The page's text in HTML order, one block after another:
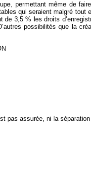
permettant même de
qui seraient malgré
3,5 % les droits
possibilités que la
pas assurée, ni la